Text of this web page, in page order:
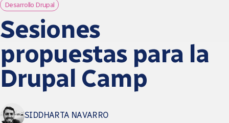
Desarrollo Drupal
Sesiones
propuestas para la
Drupal Camp
SIDDHARTA NAVARRO